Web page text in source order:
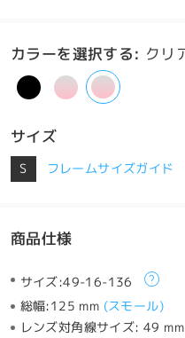
カラーを選択する: クリ
サイズ
S フレームサイズガイド
商品仕様
サイズ:49-16-136
総幅:125 mm (スモール)
レンズ対角線サイズ:49 mm